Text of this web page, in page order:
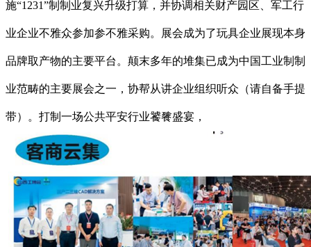
施“1231”制制业复兴升级打算，并协调相关财产园区、军工行
业企业不雅众参加参不雅采购。展会成为了玩具企业展现本身
品牌取产物的主要平台。颠末多年的堆集已成为中国工业制制
业范畴的主要展会之一，协帮从讲企业组织听众（请自备手提
带）。打制一场公共平安行业饕餮盛宴，